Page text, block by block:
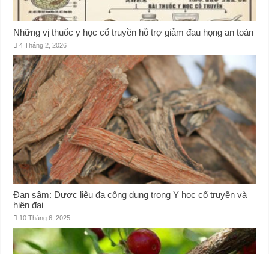
Những vị thuốc y học cổ truyền hỗ trợ giảm đau họng an toàn
4 Tháng 2, 2026
Đan sâm: Dược liệu đa công dụng trong Y học cổ truyền và
hiện đại
10 Tháng 6, 2025